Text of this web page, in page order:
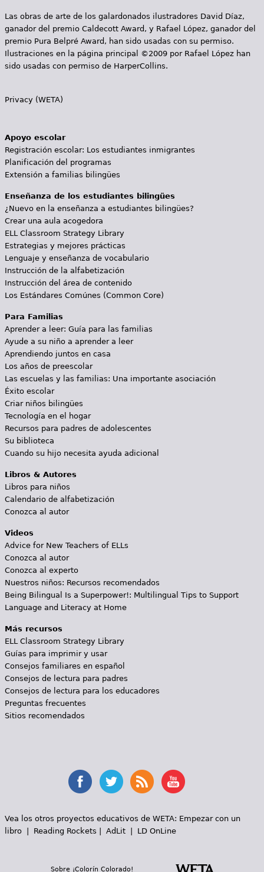
Las obras de arte de los galardonados ilustradores David Díaz,
ganador del premio Caldecott Award, y Rafael López, ganador del
premio Pura Belpré Award, han sido usadas con su permiso.
Ilustraciones en la página principal ©2009 por Rafael López han
sido usadas con permiso de HarperCollins.
Privacy (WETA)
Apoyo escolar
Registración escolar: Los estudiantes inmigrantes
Planificación del programas
Extensión a familias bilingües
Enseñanza de los estudiantes bilingües
¿Nuevo en la enseñanza a estudiantes bilingües?
Crear una aula acogedora
ELL Classroom Strategy Library
Estrategias y mejores prácticas
Lenguaje y enseñanza de vocabulario
Instrucción de la alfabetización
Instrucción del área de contenido
Los Estándares Comúnes (Common Core)
Para Familias
Aprender a leer: Guía para las familias
Ayude a su niño a aprender a leer
Aprendiendo juntos en casa
Los años de preescolar
Las escuelas y las familias: Una importante asociación
Éxito escolar
Criar niños bilingües
Tecnología en el hogar
Recursos para padres de adolescentes
Su biblioteca
Cuando su hijo necesita ayuda adicional
Libros & Autores
Libros para niños
Calendario de alfabetización
Conozca al autor
Videos
Advice for New Teachers of ELLs
Conozca al autor
Conozca al experto
Nuestros niños: Recursos recomendados
Being Bilingual Is a Superpower!: Multilingual Tips to Support
Language and Literacy at Home
Más recursos
ELL Classroom Strategy Library
Guías para imprimir y usar
Consejos familiares en español
Consejos de lectura para padres
Consejos de lectura para los educadores
Preguntas frecuentes
Sitios recomendados
Vea los otros proyectos educativos de WETA: Empezar con un
libro| Reading Rockets AdLit| LD OnLine
Sobre ¡Colorín Colorado!